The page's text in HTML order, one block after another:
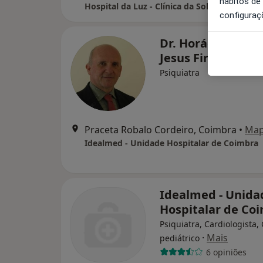
Hospital da Luz - Clínica da Solum
Dr. Horácio
Jesus Firmino
Psiquiatra
Praceta Robalo Cordeiro, Coimbra •
Idealmed - Unidade Hospitalar de Coimbra
Idealmed -
Hospitalar de
Psiquiatra, Cardiologista,
pediátrico · Mais
6 opiniões